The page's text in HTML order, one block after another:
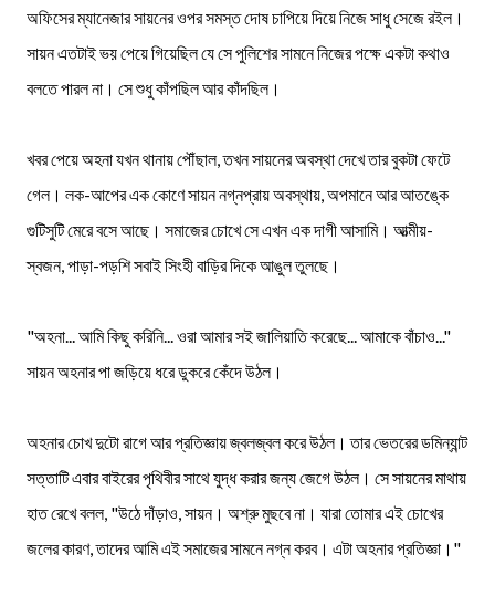
অফিসের ম্যানেজার সায়নের ওপর সমস্ত দোষ চাপিয়ে দিয়ে নিজে সাধু সেজে রইল।
সায়ন এতটাই ভয় পেয়ে গিয়েছিল যে সে পুলিশের সামনে নিজের পক্ষে একটা কথাও
বলতে পারল না। সে শুধু কাঁপছিল আর কাঁদছিল।
খবর পেয়ে অহনা যখন থানায় পৌঁছাল, তখন সায়নের অবস্থা দেখে তার বুকটা ফেটে
গেল। লক-আপের এক কোণে সায়ন নগ্নপ্রায় অবস্থায়, অপমানে আর আতঙ্কে
গুটিসুটি মেরে বসে আছে। সমাজের চোখে সে এখন এক দাগী আসামি। আত্মীয়-
স্বজন, পাড়া-পড়শি সবাই সিংহী বাড়ির দিকে আঙুল তুলছে।
"অহনা... আমি কিছু করিনি... ওরা আমার সই জালিয়াতি করেছে... আমাকে বাঁচাও..."
সায়ন অহনার পা জড়িয়ে ধরে ডুকরে কেঁদে উঠল।
অহনার চোখ দুটো রাগে আর প্রতিজ্ঞায় জ্বলজ্বল করে উঠল। তার ভেতরের ডমিন্যান্ট
সত্তাটি এবার বাইরের পৃথিবীর সাথে যুদ্ধ করার জন্য জেগে উঠল। সে সায়নের মাথায়
হাত রেখে বলল, "উঠে দাঁড়াও, সায়ন। অশ্রু মুছবে না। যারা তোমার এই চোখের
জলের কারণ, তাদের আমি এই সমাজের সামনে নগ্ন করব। এটা অহনার প্রতিজ্ঞা।"